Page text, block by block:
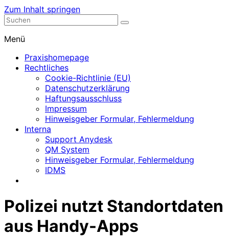
Zum Inhalt springen
Nephrologische Praxis mit Dialyse
Menü
Praxishomepage
Rechtliches
Cookie-Richtlinie (EU)
Datenschutzerklärung
Haftungsausschluss
Impressum
Hinweisgeber Formular, Fehlermeldung
Interna
Support Anydesk
QM System
Hinweisgeber Formular, Fehlermeldung
IDMS
Polizei nutzt Standortdaten
aus Handy-Apps